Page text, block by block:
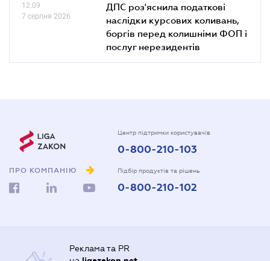
12.09
7 серпня 2026
ДПС роз'яснила податкові
наслідки курсових коливань,
боргів перед колишніми ФОП і
послуг нерезидентів
ПРО КОМПАНІЮ
Центр підтримки користувачів
0-800-210-103
Підбір продуктів та рішень
0-800-210-102
Реклама та PR